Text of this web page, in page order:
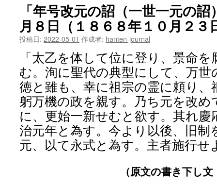
「年号改元の詔（一世一元の
月８日（１８６８年１０月２３
投稿日: 2022-05-01 作成者: hanten-journal
「太乙を体して位に登り、景命
む。洵に聖代の典型にして、万世
徳と雖も、幸に祖宗の霊に頼り、
躬万機の政を親す。乃ち元を改め
に、更始一新せむと欲す。其れ
治元年と為す。今より以後、旧制
元、以て永式と為す。主者施行せ
（原文の書き下し